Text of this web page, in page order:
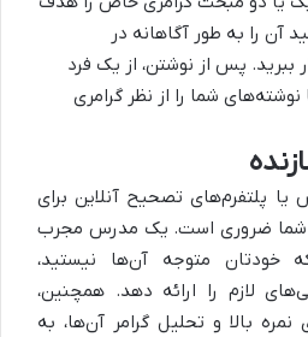
آن را به طور آگاهانه در
ببرید. پس از نوشتن، از یک فرد
شما را از نظر گرامری
یا پلتفرم‌های تصحیح آنلاین برای
شما ضروری است. یک مدرس مجرب
خودتان متوجه آن‌ها نیستید،
لازم را ارائه دهد. همچنین،
نمره بالا و تحلیل گرامر آن‌ها، به